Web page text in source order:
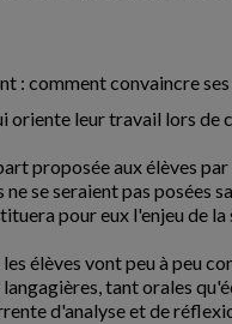
: comment convaincre
oriente leur travail lors de
proposée aux élèves
se seraient pas posées
pour eux l'enjeu de la
élèves vont peu à peu
tant orales
d'analyse et de